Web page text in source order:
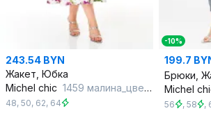
243.54 BYN
Жакет, Юбка
Michel chic 1459 малина_цветы
48, 50, 62, 64
-10%
199.7
Брюки,
Michel
56 , 58 ,